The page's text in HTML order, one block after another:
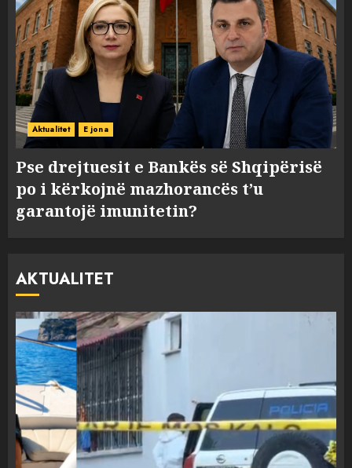
Aktualitet E jona
Pse drejtuesit e Bankës së Shqipërisë
po i kërkojnë mazhorancës t’u
garantojë imunitetin?
AKTUALITET